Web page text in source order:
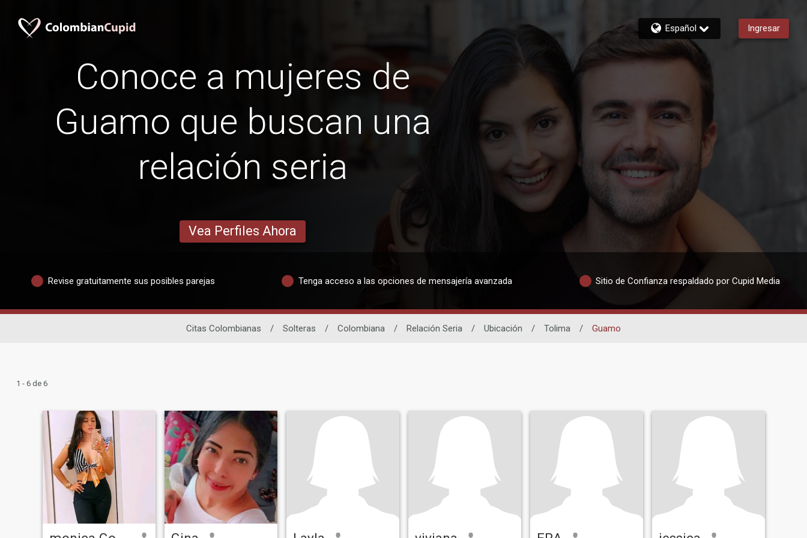
Español Ingresar
Conoce a mujeres de
Guamo que buscan una
relación seria
Vea Perfiles Ahora
Revise gratuitamente sus posibles parejas Tenga acceso a las opciones de mensajería avanzada Sitio de Confianza respaldado por Cupid Media
Citas Colombianas / Solteras / Colombiana / Relación Seria / Ubicación / Tolima / Guamo
1 - 6 de 6